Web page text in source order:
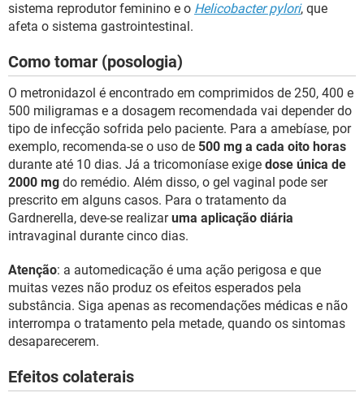
sistema reprodutor feminino e o Helicobacter pylori, que
afeta o sistema gastrointestinal.
Como tomar (posologia)
O metronidazol é encontrado em comprimidos de 250, 400 e
500 miligramas e a dosagem recomendada vai depender do
tipo de infecção sofrida pelo paciente. Para a amebíase, por
exemplo, recomenda-se o uso de 500 mg a cada oito horas
durante até 10 dias. Já a tricomoníase exige dose única de
2000 mg do remédio. Além disso, o gel vaginal pode ser
prescrito em alguns casos. Para o tratamento da
Gardnerella, deve-se realizaruma aplicação diária
intravaginal durante cinco dias.
Atenção: a automedicação é uma ação perigosa e que
muitas vezes não produz os efeitos esperados pela
substância. Siga apenas as recomendações médicas e não
interrompa o tratamento pela metade, quando os sintomas
desaparecerem.
Efeitos colaterais